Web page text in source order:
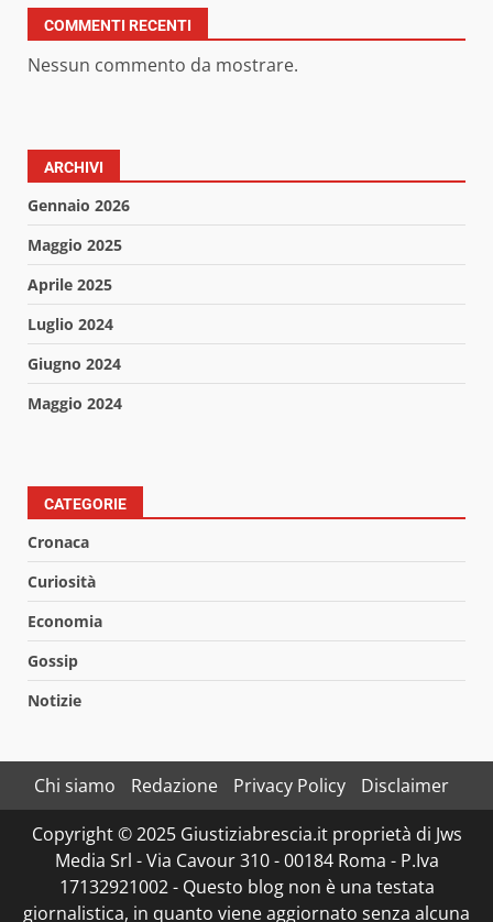
COMMENTI RECENTI
Nessun commento da mostrare.
ARCHIVI
Gennaio 2026
Maggio 2025
Aprile 2025
Luglio 2024
Giugno 2024
Maggio 2024
CATEGORIE
Cronaca
Curiosità
Economia
Gossip
Notizie
Chi siamo Redazione Privacy Policy
Disclaimer
Copyright © 2025 Giustiziabrescia.it proprietà di Jws
Media Srl - Via Cavour 310 - 00184 Roma - P.Iva
17132921002 - Questo blog non è una testata
giornalistica, in quanto viene aggiornato senza alcuna